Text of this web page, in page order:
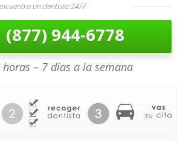
un dentista 24/7
(877) 944-6778
– 7 días a la semana